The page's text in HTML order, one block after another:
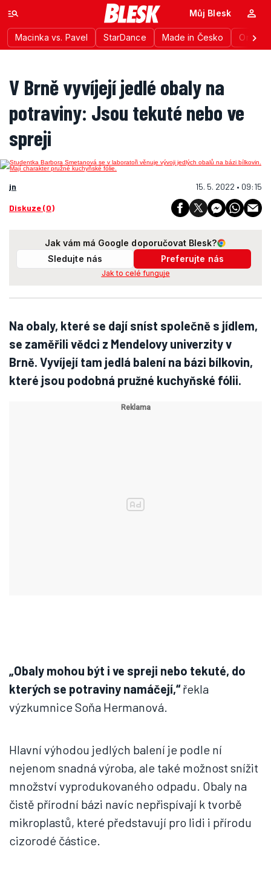
Macinka vs. Pavel StarDance Made in Česko
Můj Blesk
V Brně vyvíjejí jedlé obaly na
potraviny: Jsou tekuté nebo ve
spreji
jn 15. 5. 2022 • 09:15
Diskuze (0)
Jak vám má Google doporučovat Blesk?
Sledujte nás
Preferujte nás
Jak to celé funguje
Na obaly, které se dají sníst společně s jídlem,
se zaměřili vědci z Mendelovy univerzity v
Brně. Vyvíjejí tam jedlá balení na bázi bílkovin,
které jsou podobná pružné kuchyňské fólii.
„Obaly mohou být i ve spreji nebo tekuté, do
kterých se potraviny namáčejí,“řekla
výzkumnice Soňa Hermanová.
Hlavní výhodou jedlých balení je podle ní
nejenom snadná výroba, ale také možnost snížit
množství vyprodukovaného odpadu. Obaly na
čistě přírodní bázi navíc nepřispívají k tvorbě
mikroplastů, které představují pro lidi i přírodu
cizorodé částice.